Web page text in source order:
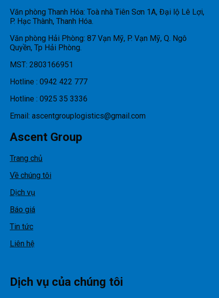
Văn phòng Thanh Hóa: Toà nhà Tiên Sơn 1A, Đại lộ Lê Lợi,
P. Hạc Thành, Thanh Hóa.
Văn phòng Hải Phòng: 87 Vạn Mỹ, P. Vạn Mỹ, Q. Ngô
Quyền, Tp Hải Phòng.
MST: 2803166951
Hotline : 0942 422 777
Hotline : 0925 35 3336
Email: ascentgrouplogistics@gmail.com
Ascent Group
Trang chủ
Về chúng tôi
Dịch vụ
Báo giá
Tin tức
Liên hệ
Dịch vụ của chúng tôi